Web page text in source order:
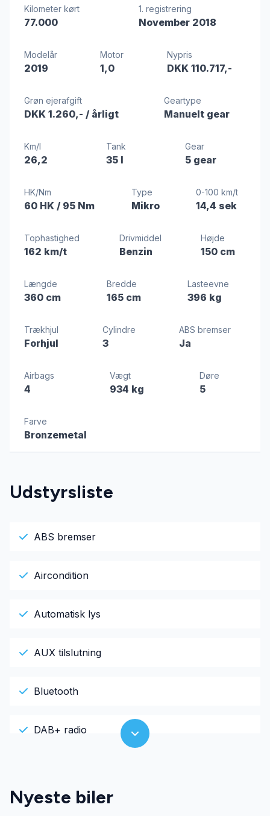
Kilometer kørt
77.000
1. registrering
November 2018
Modelår
2019
Motor
1,0
Nypris
DKK 110.717,-
Grøn ejerafgift
DKK 1.260,- / årligt
Geartype
Manuelt gear
Km/l
26,2
Tank
35 l
Gear
5 gear
HK/Nm
60 HK / 95 Nm
Type
Mikro
0-100 km/t
14,4 sek
Tophastighed
162 km/t
Drivmiddel
Benzin
Højde
150 cm
Længde
360 cm
Bredde
165 cm
Lasteevne
396 kg
Trækhjul
Forhjul
Cylindre
3
ABS bremser
Ja
Airbags
4
Vægt
934 kg
Døre
5
Farve
Bronzemetal
Udstyrsliste
ABS bremser
Aircondition
Automatisk lys
AUX tilslutning
Bluetooth
DAB+ radio
El-spejle
Nyeste biler